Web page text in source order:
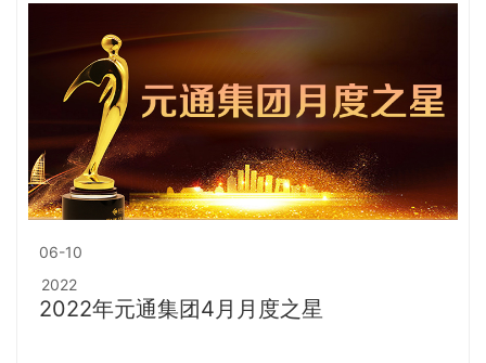
06-10
2022
2022年元通集团4月月度之星